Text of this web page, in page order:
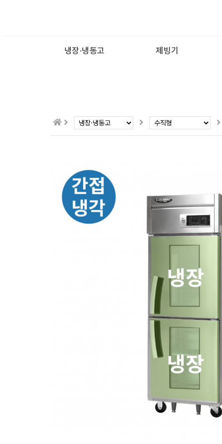
냉장·냉동고
수직형 600L
수직형 1100L
제빙기
1100L
쾌속냉동고
블라스트칠러